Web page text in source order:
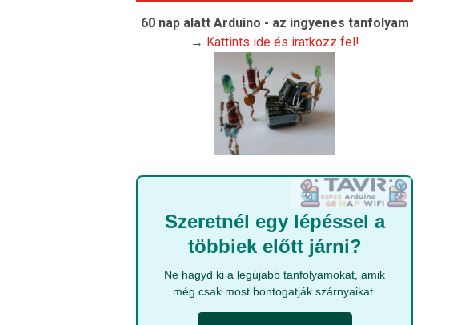
60 nap alatt Arduino - az ingyenes tanfolyam
→ Kattints ide és iratkozz fel!
Szeretnél egy lépéssel a
többiek előtt járni?
Ne hagyd ki a legújabb tanfolyamokat, amik
még csak most bontogatják szárnyaikat.